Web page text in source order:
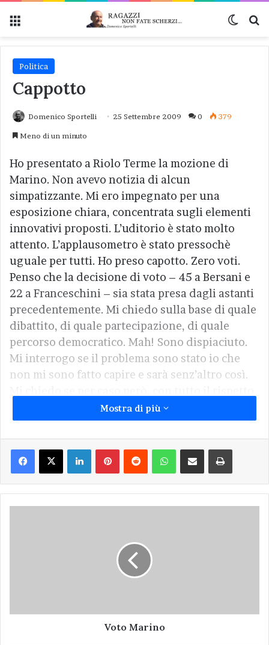
Politica
Cappotto
Domenico Sportelli 25 Settembre 2009 0 379
Meno di un minuto
Ho presentato a Riolo Terme la mozione di
Marino. Non avevo notizia di alcun
simpatizzante. Mi ero impegnato per una
esposizione chiara, concentrata sugli elementi
innovativi proposti. L’uditorio è stato molto
attento. L’applausometro è stato pressochè
uguale per tutti. Ho preso capotto. Zero voti.
Penso che la decisione di voto – 45 a Bersani e
22 a Franceschini – sia stata presa dagli astanti
precedentemente. Mi chiedo sulla base di quale
dibattito, di quale partecipazione, di quale
percorso democratico. Mah! Sono dispiaciuto.
Mi interrogo se il problema sono stato io che
non mi sono fatto capire e sarà senz’altro così.
possibile, qualche problema ce l’ha anche il PD
di Riolo.
Ignazio Marino
Mostra di più
Facebook
X LinkedInPinterestReddit WhatsApp
Condividi via Email Stampa
Voto Marino